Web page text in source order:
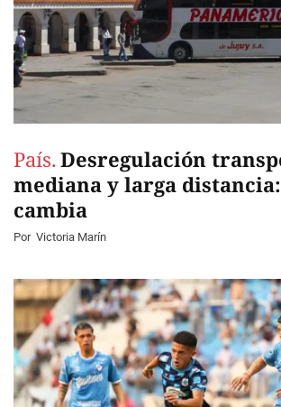
País. Desregulación
mediana y larga
cambia
Por Victoria Marín